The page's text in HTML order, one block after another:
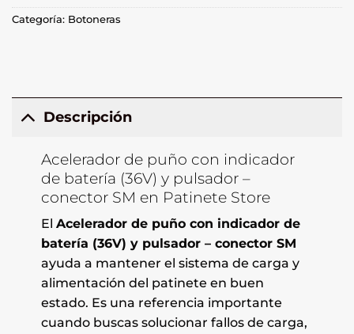
Categoría: Botoneras
Descripción
Acelerador de puño con indicador
de batería (36V) y pulsador –
conector SM en Patinete Store
El Acelerador de puño con indicador de
batería (36V) y pulsador – conector SM
ayuda a mantener el sistema de carga y
alimentación del patinete en buen
estado. Es una referencia importante
cuando buscas solucionar fallos de carga,